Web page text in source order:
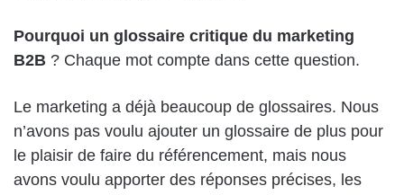
Pourquoi un glossaire critique du marketing
B2B ? Chaque mot compte dans cette question.
Le marketing a déjà beaucoup de glossaires. Nous
n’avons pas voulu ajouter un glossaire de plus pour
le plaisir de faire du référencement, mais nous
avons voulu apporter des réponses précises, les